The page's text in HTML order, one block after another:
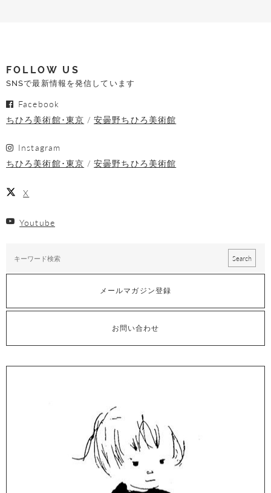
FOLLOW US
SNSで最新情報を発信しています
Facebook
ちひろ美術館･東京
安曇野ちひろ美術館
Instagram
ちひろ美術館･東京
安曇野ちひろ美術館
X
Youtube
メールマガジン登録
お問い合わせ